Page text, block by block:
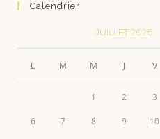
Calendrier
JUILLET 2026
L M M J V
1 2 3
6 7 8 9 10